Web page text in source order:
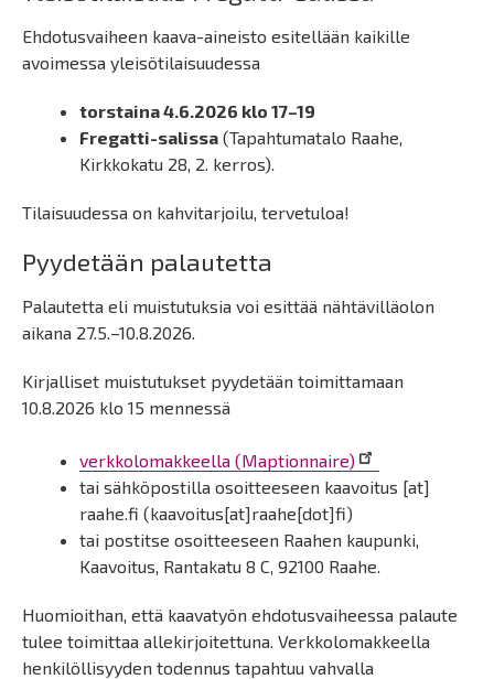
Ehdotusvaiheen kaava-aineisto esitellään kaikille
avoimessa yleisötilaisuudessa
torstaina 4.6.2026 klo 17–19
Fregatti-salissa (Tapahtumatalo Raahe,
Kirkkokatu 28, 2. kerros).
Tilaisuudessa on kahvitarjoilu, tervetuloa!
Pyydetään palautetta
Palautetta eli muistutuksia voi esittää nähtävilläolon
aikana 27.5.–10.8.2026.
Kirjalliset muistutukset pyydetään toimittamaan
10.8.2026 klo 15 mennessä
verkkolomakkeella (Maptionnaire)
tai sähköpostilla osoitteeseen kaavoitus [at]
raahe.fi (kaavoitus[at]raahe[dot]fi)
tai postitse osoitteeseen Raahen kaupunki,
Kaavoitus, Rantakatu 8 C, 92100 Raahe.
Huomioithan, että kaavatyön ehdotusvaiheessa palaute
tulee toimittaa allekirjoitettuna. Verkkolomakkeella
henkilöllisyyden todennus tapahtuu vahvalla